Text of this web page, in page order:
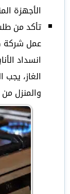
الأجهزة
تأكد من
عمل شركة
انسداد
الغاز، يجب
والمنزل